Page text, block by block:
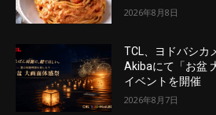
2026年8月8日
TCL、ヨドバシカ
Akibaにて「お盆
イベントを開催
2026年8月7日